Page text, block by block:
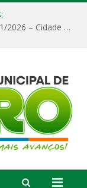
EDITAL DE CHAMAMENTO PÚBLICO Nº 01/2026 – Cidade de Faro